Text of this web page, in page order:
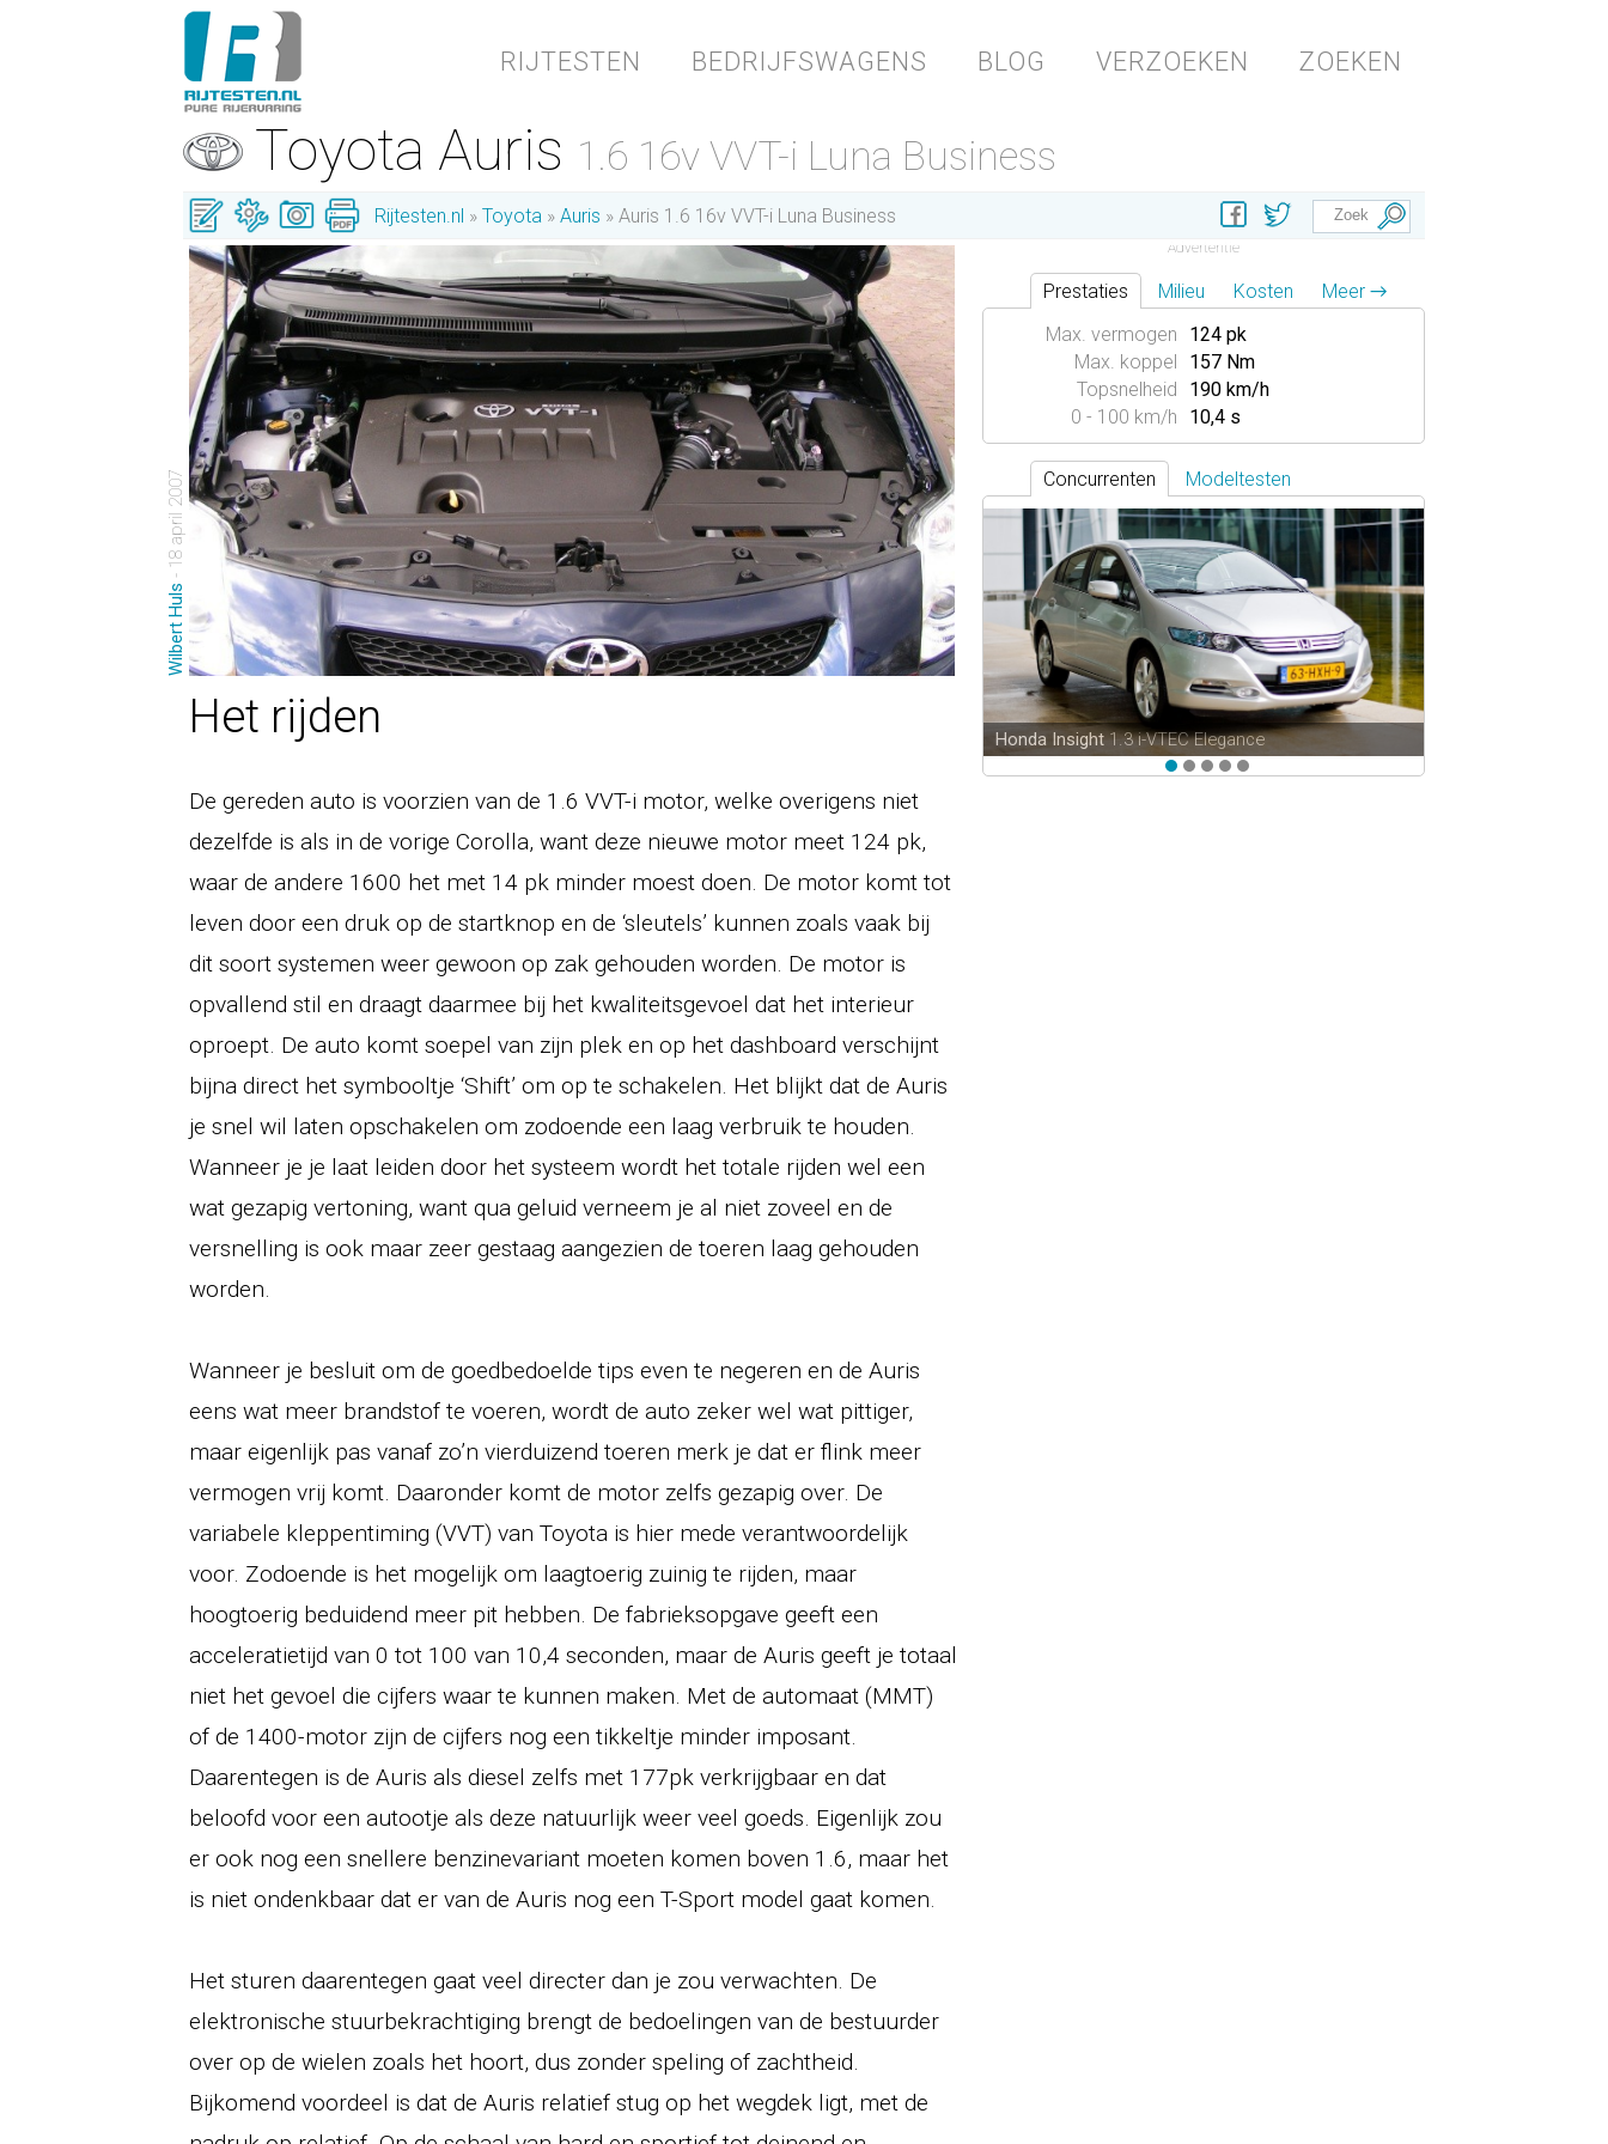
RIJTESTEN BEDRIJFSWAGENS BLOG VERZOEKEN ZOEKEN
Toyota Auris 1.6 16v VVT-i Luna Business
Rijtesten.nl Toyota Auris Auris 1.6 16v VVT-i Luna Business
Wilbert Huls
- 18 april 2007
Het rijden
De gereden auto is voorzien van de 1.6 VVT-i motor, welke overigens niet
dezelfde is als in de vorige Corolla, want deze nieuwe motor meet 124 pk,
waar de andere 1600 het met 14 pk minder moest doen. De motor komt tot
leven door een druk op de startknop en de ‘sleutels’ kunnen zoals vaak bij
dit soort systemen weer gewoon op zak gehouden worden. De motor is
opvallend stil en draagt daarmee bij het kwaliteitsgevoel dat het interieur
oproept. De auto komt soepel van zijn plek en op het dashboard verschijnt
bijna direct het symbooltje ‘Shift’ om op te schakelen. Het blijkt dat de Auris
je snel wil laten opschakelen om zodoende een laag verbruik te houden.
Wanneer je je laat leiden door het systeem wordt het totale rijden wel een
wat gezapig vertoning, want qua geluid verneem je al niet zoveel en de
versnelling is ook maar zeer gestaag aangezien de toeren laag gehouden
worden.
Wanneer je besluit om de goedbedoelde tips even te negeren en de Auris
eens wat meer brandstof te voeren, wordt de auto zeker wel wat pittiger,
maar eigenlijk pas vanaf zo’n vierduizend toeren merk je dat er flink meer
vermogen vrij komt. Daaronder komt de motor zelfs gezapig over. De
variabele kleppentiming (VVT) van Toyota is hier mede verantwoordelijk
voor. Zodoende is het mogelijk om laagtoerig zuinig te rijden, maar
hoogtoerig beduidend meer pit hebben. De fabrieksopgave geeft een
acceleratietijd van 0 tot 100 van 10,4 seconden, maar de Auris geeft je totaal
niet het gevoel die cijfers waar te kunnen maken. Met de automaat (MMT)
of de 1400-motor zijn de cijfers nog een tikkeltje minder imposant.
Daarentegen is de Auris als diesel zelfs met 177pk verkrijgbaar en dat
beloofd voor een autootje als deze natuurlijk weer veel goeds. Eigenlijk zou
er ook nog een snellere benzinevariant moeten komen boven 1.6, maar het
is niet ondenkbaar dat er van de Auris nog een T-Sport model gaat komen.
Het sturen daarentegen gaat veel directer dan je zou verwachten. De
elektronische stuurbekrachtiging brengt de bedoelingen van de bestuurder
over op de wielen zoals het hoort, dus zonder speling of zachtheid.
Bijkomend voordeel is dat de Auris relatief stug op het wegdek ligt, met de
Prestaties Milieu Kosten
Meer →
Max. vermogen
124 pk
Max. koppel
157 Nm
Topsnelheid
190 km/h
0 - 100 km/h
10,4 s
Concurrenten Modeltesten
Seat Leon1.9 TDi Stylance